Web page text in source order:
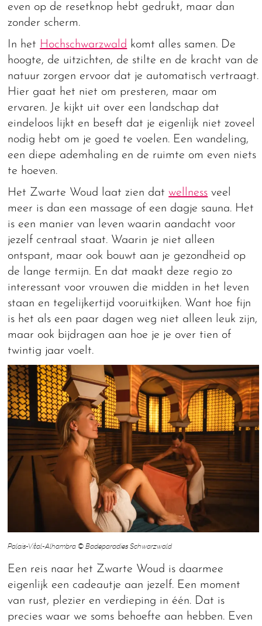
even op de resetknop hebt gedrukt, maar dan
zonder scherm.
In het Hochschwarzwald komt alles samen. De
hoogte, de uitzichten, de stilte en de kracht van de
natuur zorgen ervoor dat je automatisch vertraagt.
Hier gaat het niet om presteren, maar om
ervaren. Je kijkt uit over een landschap dat
eindeloos lijkt en beseft dat je eigenlijk niet zoveel
nodig hebt om je goed te voelen. Een wandeling,
een diepe ademhaling en de ruimte om even niets
te hoeven.
Het Zwarte Woud laat zien datwellness veel
meer is dan een massage of een dagje sauna. Het
is een manier van leven waarin aandacht voor
jezelf centraal staat. Waarin je niet alleen
ontspant, maar ook bouwt aan je gezondheid op
de lange termijn. En dat maakt deze regio zo
interessant voor vrouwen die midden in het leven
staan en tegelijkertijd vooruitkijken. Want hoe fijn
is het als een paar dagen weg niet alleen leuk zijn,
maar ook bijdragen aan hoe je je over tien of
twintig jaar voelt.
Palais-Vital-Alhambra © Badeparadies Schwarzwald
Een reis naar het Zwarte Woud is daarmee
eigenlijk een cadeautje aan jezelf. Een moment
van rust, plezier en verdieping in één. Dat is
precies waar we soms behoefte aan hebben. Even